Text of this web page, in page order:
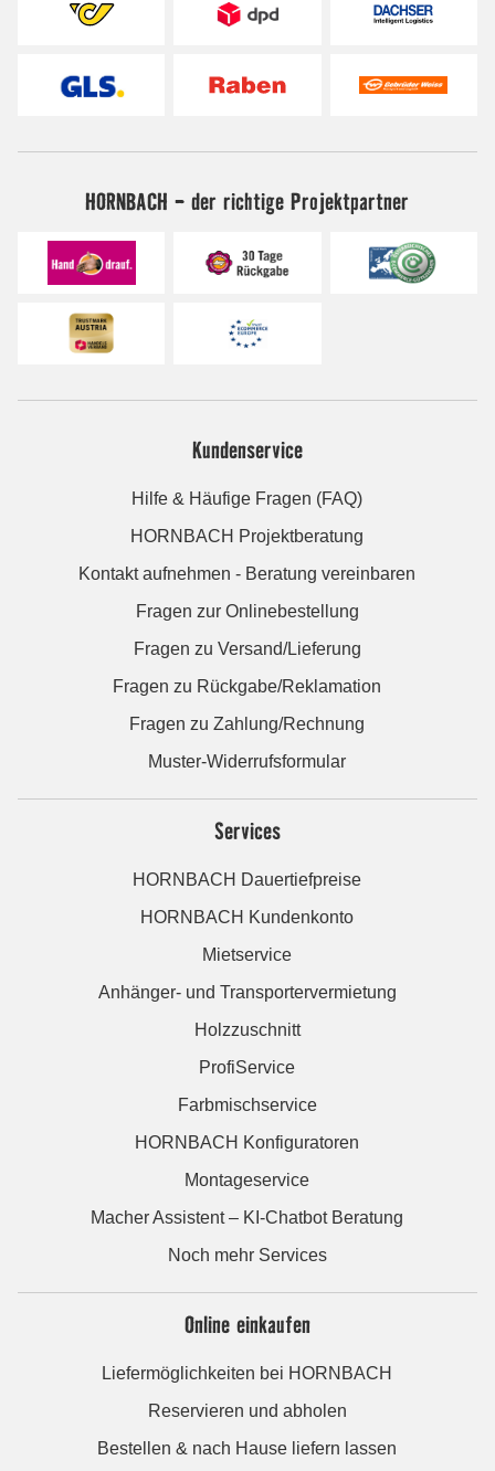
HORNBACH - der richtige Projektpartner
Kundenservice
Hilfe & Häufige Fragen (FAQ)
HORNBACH Projektberatung
Kontakt aufnehmen - Beratung vereinbaren
Fragen zur Onlinebestellung
Fragen zu Versand/Lieferung
Fragen zu Rückgabe/Reklamation
Fragen zu Zahlung/Rechnung
Muster-Widerrufsformular
Services
HORNBACH Dauertiefpreise
HORNBACH Kundenkonto
Mietservice
Anhänger- und Transportervermietung
Holzzuschnitt
ProfiService
Farbmischservice
HORNBACH Konfiguratoren
Montageservice
Macher Assistent – KI-Chatbot Beratung
Noch mehr Services
Online einkaufen
Liefermöglichkeiten bei HORNBACH
Reservieren und abholen
Bestellen & nach Hause liefern lassen